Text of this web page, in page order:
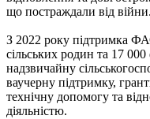
що постраждали від війни.
З 2022 року підтримка
сільських родин та 17 000
надзвичайну
ваучерну підтримку,
технічну допомогу та
діяльністю.